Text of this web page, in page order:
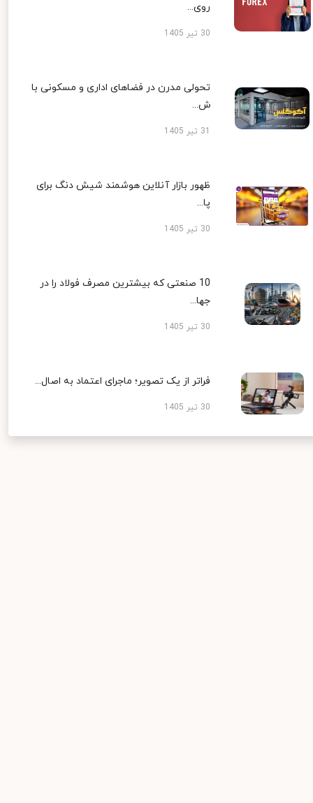
روی...
30 تیر 1405
تحولی مدرن در فضاهای اداری و مسکونی با
ش...
ظهور بازار آنلاین هوشمند شیش دنگ برای
پا...
30 تیر 1405
10 صنعتی که بیشترین مصرف فولاد را در
جها...
30 تیر 1405
فراتر از یک تصویر؛ ماجرای اعتماد به اصال...
30 تیر 1405